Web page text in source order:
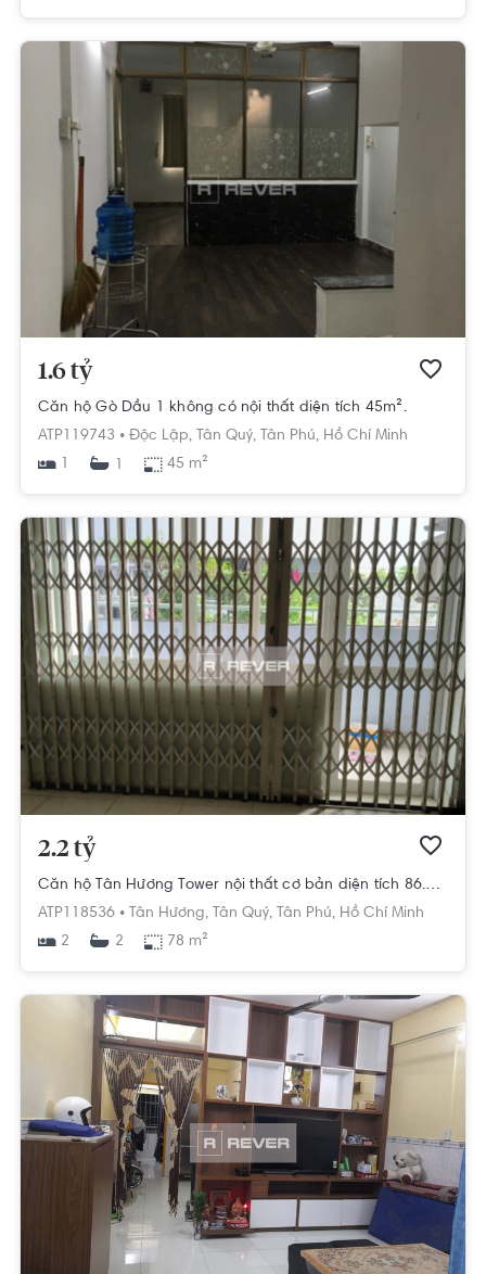
1.6 tỷ
Căn hộ Gò Dầu 1 không có nội thất diện tích 45m².
ATP119743 • Độc Lập, Tân Quý, Tân Phú, Hồ Chí Minh
1
1 45 m²
2.2 tỷ
Căn hộ Tân Hương Tower nội thất cơ bản diện tích 86.5m².
ATP118536 •
Tân Hương, Tân Quý, Tân Phú, Hồ Chí Minh
2
2 78 m²